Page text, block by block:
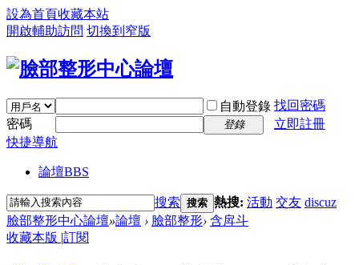
設為首頁收藏本站
開啟輔助訪問 切換到窄版
自動登錄 找回密碼
密碼
登錄
立即註冊
快捷導航
論壇BBS
搜索 搜索 熱搜: 活動 交友 discuz
臉部整形中心論壇»論壇 › 臉部整形› 含戽斗
收藏本版 |訂閱